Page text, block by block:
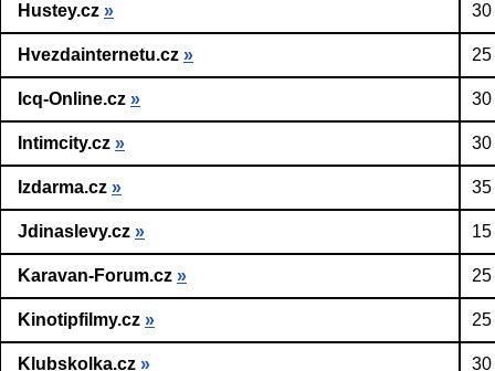
Hustey.cz » 30
Hvezdainternetu.cz »
Icq-Online.cz » 30
Intimcity.cz » 30
Izdarma.cz » 35
Jdinaslevy.cz »
Karavan-Forum.cz »
Kinotipfilmy.cz »
Klubskolka.cz » 30